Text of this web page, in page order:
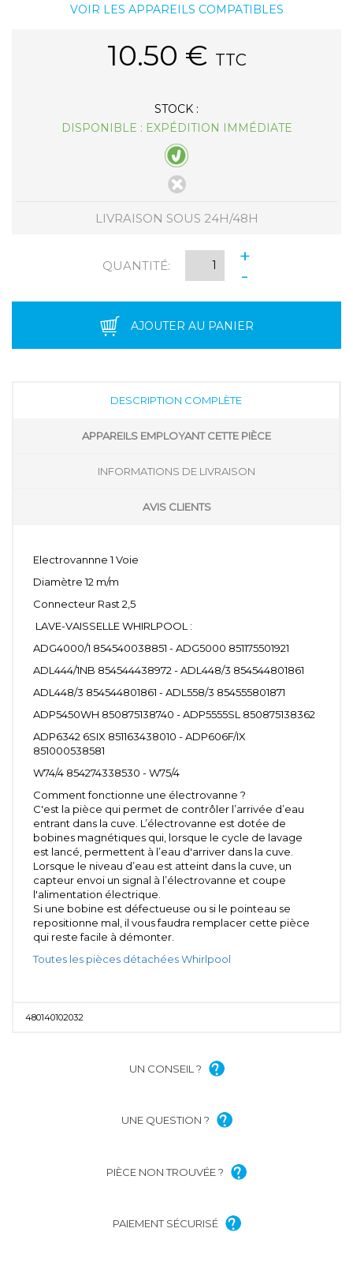
VOIR LES APPAREILS COMPATIBLES
10.50 € TTC
STOCK :
DISPONIBLE : EXPÉDITION IMMÉDIATE
LIVRAISON SOUS 24H/48H
QUANTITÉ:
+
-
AJOUTER AU PANIER
DESCRIPTION COMPLÈTE
APPAREILS EMPLOYANT CETTE PIÈCE
INFORMATIONS DE LIVRAISON
AVIS CLIENTS
Electrovannne 1 Voie
Diamètre 12 m/m
Connecteur Rast 2,5
LAVE-VAISSELLE WHIRLPOOL :
ADG4000/1 854540038851 - ADG5000 851175501921
ADL444/1NB 854544438972 - ADL448/3 854544801861
ADL448/3 854544801861 - ADL558/3 854555801871
ADP5450WH 850875138740 - ADP5555SL 850875138362
ADP6342 6SIX 851163438010 - ADP606F/IX
851000538581
W74/4 854274338530 - W75/4
Comment fonctionne une électrovanne ?
C'est la pièce qui permet de contrôler l’arrivée d’eau
entrant dans la cuve. L’électrovanne est dotée de
bobines magnétiques qui, lorsque le cycle de lavage
est lancé, permettent à l’eau d'arriver dans la cuve.
Lorsque le niveau d’eau est atteint dans la cuve, un
capteur envoi un signal à l’électrovanne et coupe
l'alimentation électrique.
Si une bobine est défectueuse ou si le pointeau se
repositionne mal, il vous faudra remplacer cette pièce
qui reste facile à démonter.
Toutes les pièces détachées Whirlpool
480140102032
UN CONSEIL ?
UNE QUESTION ?
PIÈCE NON TROUVÉE ?
PAIEMENT SÉCURISÉ